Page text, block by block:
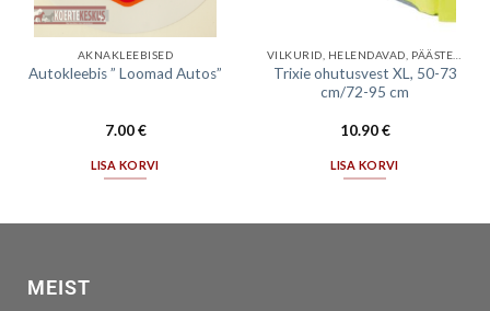
AKNAKLEEBISED
Autokleebis ” Loomad Autos”
7.00€
LISA KORVI
Trixie ohutusvest XL, 50-73
cm/72-95 cm
10.90€
LISA KORVI
MEIST